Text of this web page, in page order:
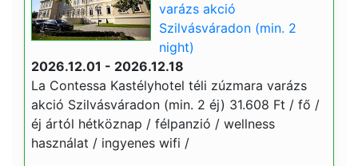
varázs akció
Szilvásváradon (min. 2
night)
2026.12.01 - 2026.12.18
La Contessa Kastélyhotel téli zúzmara varázs
akció Szilvásváradon (min. 2 éj) 31.608 Ft / fő /
éj ártól hétköznap / félpanzió / wellness
használat / ingyenes wifi /